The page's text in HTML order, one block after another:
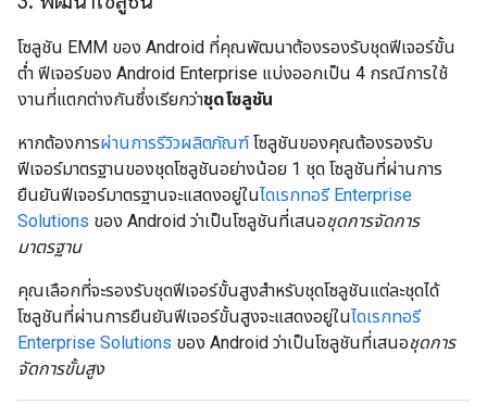
โซลูชัน EMM ของ Android ที่คุณพัฒนาต้องรองรับชุดฟีเจอร์ขั้น
ต่ำ ฟีเจอร์ของ Android Enterprise แบ่งออกเป็น 4 กรณีการใช้
งานที่แตกต่างกันซึ่งเรียกว่าชุดโซลูชัน
หากต้องการผ่านการรีวิวผลิตภัณฑ์ โซลูชันของคุณต้องรองรับ
ฟีเจอร์มาตรฐานของชุดโซลูชันอย่างน้อย 1 ชุด โซลูชันที่ผ่านการ
ยืนยันฟีเจอร์มาตรฐานจะแสดงอยู่ในไดเรกทอรี Enterprise
Solutions ของ Android ว่าเป็นโซลูชันที่เสนอชุดการจัดการ
มาตรฐาน
คุณเลือกที่จะรองรับชุดฟีเจอร์ขั้นสูงสำหรับชุดโซลูชันแต่ละชุดได้
โซลูชันที่ผ่านการยืนยันฟีเจอร์ขั้นสูงจะแสดงอยู่ในไดเรกทอรี
Enterprise Solutions ของ Android ว่าเป็นโซลูชันที่เสนอชุดการ
จัดการขั้นสูง